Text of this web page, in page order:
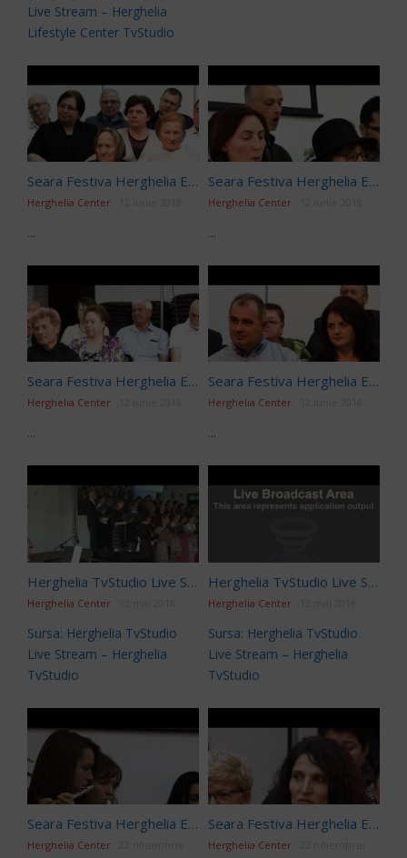
Live Stream – Herghelia
Lifestyle Center TvStudio
Seara Festiva Herghelia Editia 214
Herghelia Center
...
Seara Festiva Herghelia Editia 213
Herghelia Center
...
Seara Festiva Herghelia Editia 220
Herghelia Center
...
Seara Festiva Herghelia Editia 211
Herghelia Center
...
Herghelia TvStudio Live Stream
Herghelia Center
Sursa: Herghelia TvStudio
Live Stream – Herghelia
TvStudio
Herghelia TvStudio Live Stream
Herghelia Center
Sursa: Herghelia TvStudio
Live Stream – Herghelia
TvStudio
Seara Festiva Herghelia Editia 204
Herghelia Center
Seara Festiva Herghelia Editia 205
Herghelia Center